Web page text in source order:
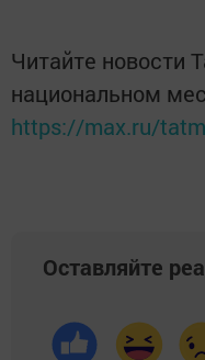
Читайте новости
национальном
https://max.ru/
Оставляйте